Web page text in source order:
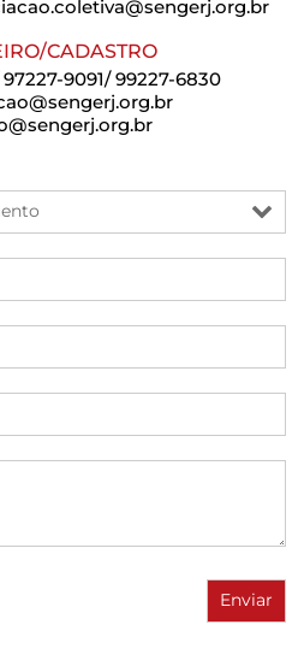
CADASTRO
9091/ 99227-6830